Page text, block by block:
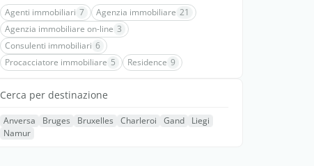
Agenti immobiliari 7 Agenzia immobiliare 21
Agenzia immobiliare on-line 3
Consulenti immobiliari 6
Procacciatore immobiliare 5 Residence 9
Cerca per destinazione
Anversa Bruges Bruxelles Charleroi Gand
Liegi
Namur